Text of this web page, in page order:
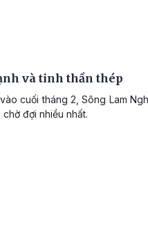
và tinh thần thép
cuối tháng 2, Sông Lam
đợi nhiều nhất.